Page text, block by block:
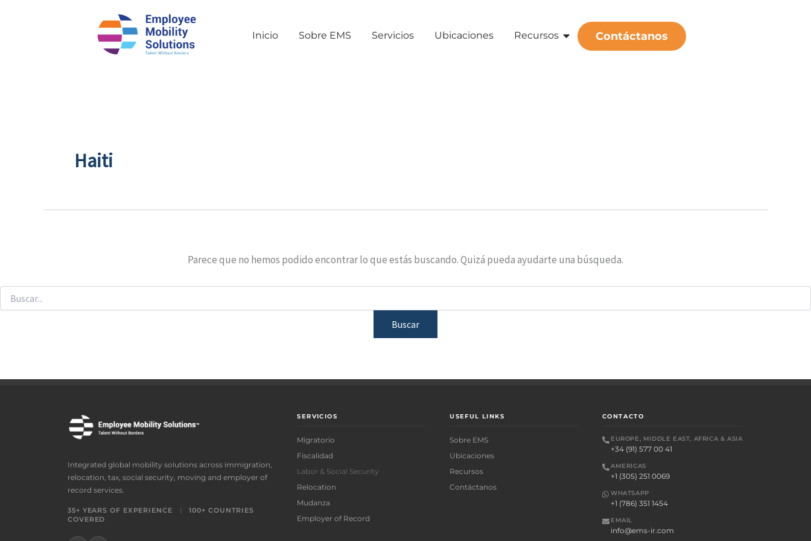
Inicio Sobre EMS Servicios Ubicaciones Recursos Contáctanos
Haiti
Parece que no hemos podido encontrar lo que estás buscando. Quizá pueda ayudarte una búsqueda.
Integrated global mobility solutions across immigration,
relocation, tax, social security, moving and employer of
record services.
35+ YEARS OF EXPERIENCE |
100+ COUNTRIES
COVERED
SERVICIOS
Migratorio
Fiscalidad
Labor & Social Security
Relocation
Mudanza
Employer of Record
USEFUL LINKS
Sobre EMS
Ubicaciones
Recursos
Contáctanos
CONTACTO
EUROPE, MIDDLE EAST, AFRICA & ASIA
+34 (91) 577 00 41
AMERICAS
+1 (305) 251 0069
WHATSAPP
+1 (786) 351 1454
EMAIL
info@ems-ir.com